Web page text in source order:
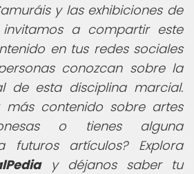
y las exhibiciones de
a compartir este
en tus redes sociales
conozcan sobre la
de esta disciplina marcial.
más contenido sobre artes
o tienes alguna
futuros artículos? Explora
y déjanos saber tu